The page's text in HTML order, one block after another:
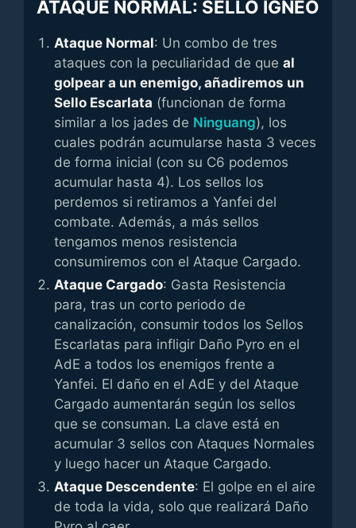
ATAQUE NORMAL: SELLO ÍGNEO
Ataque Normal: Un combo de tres
ataques con la peculiaridad de queal
golpear a un enemigo, añadiremos un
Sello Escarlata (funcionan de forma
similar a los jades de Ninguang), los
cuales podrán acumularse hasta 3 veces
de forma inicial (con su C6 podemos
acumular hasta 4). Los sellos los
perdemos si retiramos a Yanfei del
combate. Además, a más sellos
tengamos menos resistencia
consumiremos con el Ataque Cargado.
Ataque Cargado: Gasta Resistencia
para, tras un corto periodo de
canalización, consumir todos los Sellos
Escarlatas para infligir Daño Pyro en el
AdE a todos los enemigos frente a
Yanfei. El daño en el AdE y del Ataque
Cargado aumentarán según los sellos
que se consuman. La clave está en
acumular 3 sellos con Ataques Normales
y luego hacer un Ataque Cargado.
Ataque Descendente: El golpe en el aire
de toda la vida, solo que realizará Daño